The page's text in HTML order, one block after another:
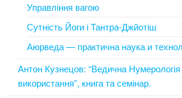
Управління вагою
Сутність Йоги і Тантра-Джйотіш
Аюрведа — практична наука и
Антон Кузнецов: “Ведична
використання”, книга та семінар.